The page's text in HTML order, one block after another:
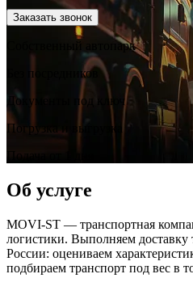
Заказать звонок
Собственный автопарк
Без посредников
Документы под ключ
Погрузка и выгрузка
Об услуге
MOVI-ST — транспортная
логистики. Выполняем доставку
России: оцениваем
подбираем транспорт под вес в